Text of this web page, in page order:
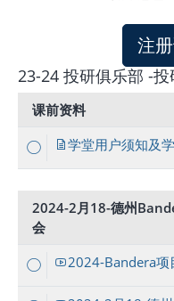
注
23-24 投研俱乐部 -投
课前资料
学堂用户须知及
2024-2月18-德州
会
2024-Bandera项